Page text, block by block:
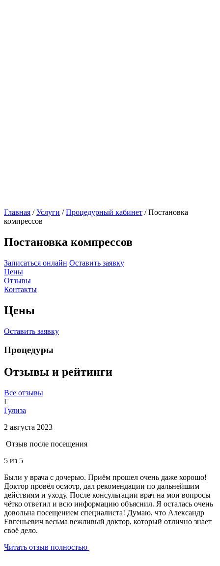
Главная /Услуги /Процедурный кабинет /Постановка
компрессов
Постановка компрессов
Записаться онлайн Оставить заявку
Цены
Отзывы
Контакты
Цены
Оставить заявку
Процедуры
Отзывы и рейтинги
Все отзывы
Г
Гулиза
2 августа 2023
Отзыв после посещения
5 из 5
Были у врача с дочерью. Приём прошел очень даже хорошо!
Доктор провёл осмотр, дал рекомендации по дальнейшим
действиям и уходу. После консультации врач на мои вопросы
чётко ответил и всю информацию объяснил. Я осталась очень
довольна посещением специалиста! Думаю, что Александр
Евгеньевич весьма вежливый доктор, который отлично знает
своё дело.
Читать отзыв полностью